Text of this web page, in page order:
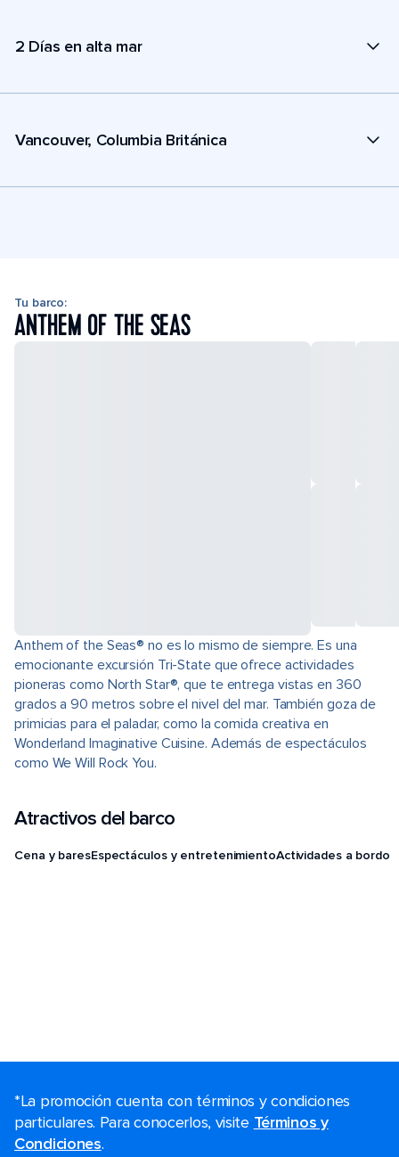
2 Días en alta mar
Vancouver, Columbia Británica
Tu barco:
ANTHEM OF THE SEAS
Anthem of the Seas® no es lo mismo de siempre. Es una
emocionante excursión Tri-State que ofrece actividades
pioneras como North Star®, que te entrega vistas en 360
grados a 90 metros sobre el nivel del mar. También goza de
primicias para el paladar, como la comida creativa en
Wonderland Imaginative Cuisine. Además de espectáculos
como We Will Rock You.
Atractivos del barco
Cena y baresEspectáculos y entretenimientoActividades a bordo
*La promoción cuenta con términos y condiciones
particulares. Para conocerlos, visite Términos y
Condiciones.